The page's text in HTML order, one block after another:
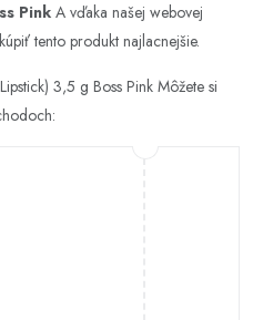
Pink A vďaka našej webovej
tento produkt najlacnejšie.
3,5 g Boss Pink Môžete si